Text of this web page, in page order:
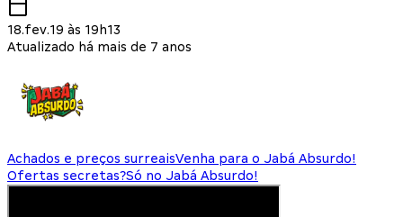
18.fev.19 às 19h13
Atualizado há mais de 7 anos
Achados e preços surreaisVenha para o Jabá Absurdo!
Ofertas secretas?Só no Jabá Absurdo!